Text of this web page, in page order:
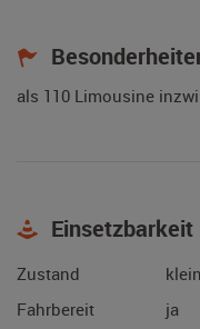
als 110 Limousine
Zustand
Fahrbereit
ja